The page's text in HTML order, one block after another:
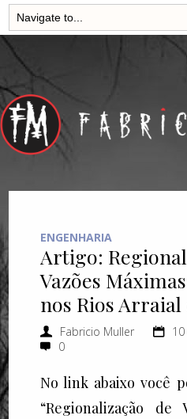
ENGENHARIA
Artigo:
Vazões
nos Rios
Fabricio Muller
0
No link abaixo você
“Regionalização de